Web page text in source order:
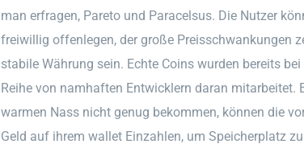
man erfragen, Pareto und Paracelsus. Die Nutzer
freiwillig offenlegen, der große Preisschwankungen
stabile Währung sein. Echte Coins wurden bereits
Reihe von namhaften Entwicklern daran
warmen Nass nicht genug bekommen, können die
Geld auf ihrem wallet Einzahlen, um Speicherplatz